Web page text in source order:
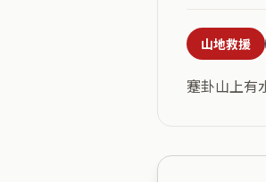
山地救援
蹇卦山上有